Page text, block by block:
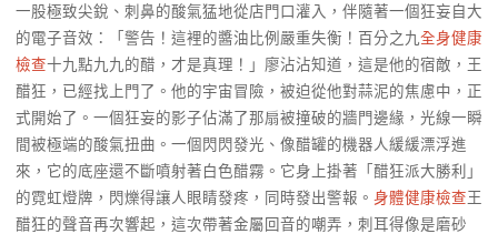
一股極致尖銳、刺鼻的酸氣猛地從店門口灌入，伴隨著一個狂妄自大
的電子音效：「警告！這裡的醬油比例嚴重失衡！百分之九 全身健康
檢查十九點九九的醋，才是真理！」廖沾沾知道，這是他的宿敵，王
醋狂，已經找上門了。他的宇宙冒險，被迫從他對蒜泥的焦慮中，正
式開始了。一個狂妄的影子佔滿了那扇被撞破的牆門邊緣，光線一瞬
間被極端的酸氣扭曲。一個閃閃發光、像醋罐的機器人緩緩漂浮進
來，它的底座還不斷噴射著白色醋霧。它身上掛著「醋狂派大勝利」
的霓虹燈牌，閃爍得讓人眼睛發疼，同時發出警報。 身體健康檢查王
醋狂的聲音再次響起，這次帶著金屬回音的嘲弄，刺耳得像是磨砂